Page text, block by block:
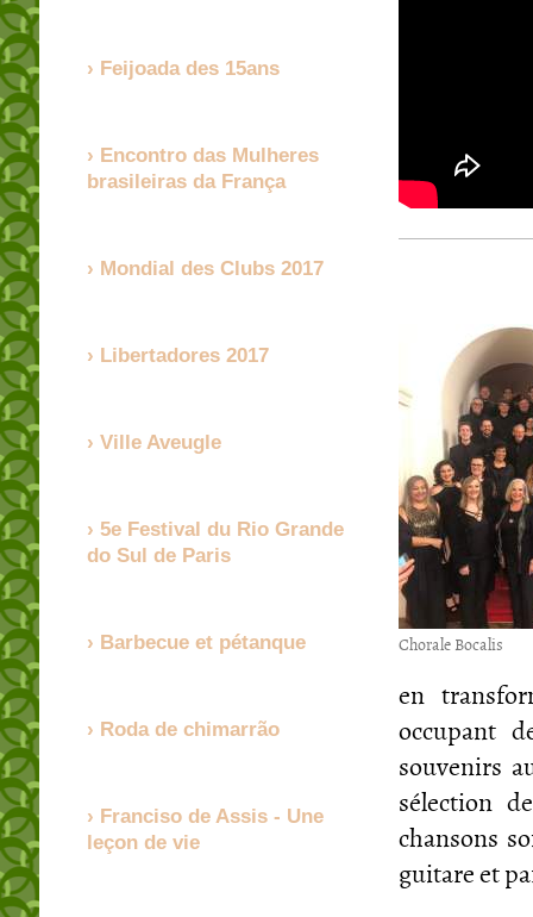
Chorale Bocalis
en
occupant
souvenirs
sélection
chansons
guitare et
Feijoada des 15ans
Encontro das Mulheres
brasileiras da França
Mondial des Clubs 2017
Libertadores 2017
Ville Aveugle
5e Festival du Rio Grande
do Sul de Paris
Barbecue et pétanque
Roda de chimarrão
Franciso de Assis - Une
leçon de vie